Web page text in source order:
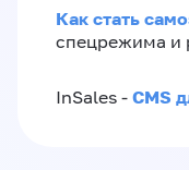
Как стать
спецрежима и
InSales - CMS